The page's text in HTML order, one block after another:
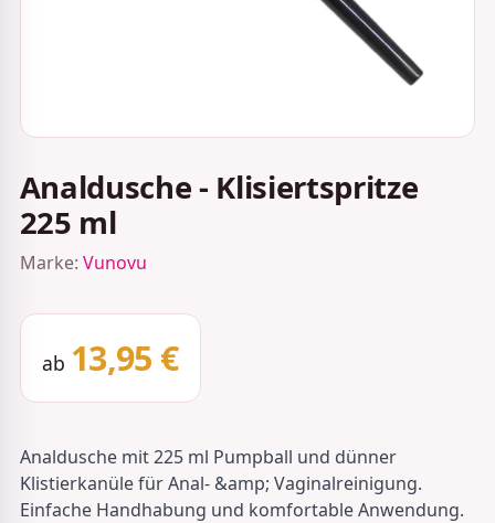
Analdusche - Klisiertspritze
225 ml
Marke: Vunovu
ab 13,95 €
Analdusche mit 225 ml Pumpball und dünner
Klistierkanüle für Anal- &amp; Vaginalreinigung.
Einfache Handhabung und komfortable Anwendung.